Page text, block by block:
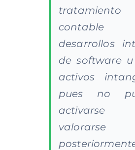
tratamiento
desarrollos
de software
activos
pues no
valorarse